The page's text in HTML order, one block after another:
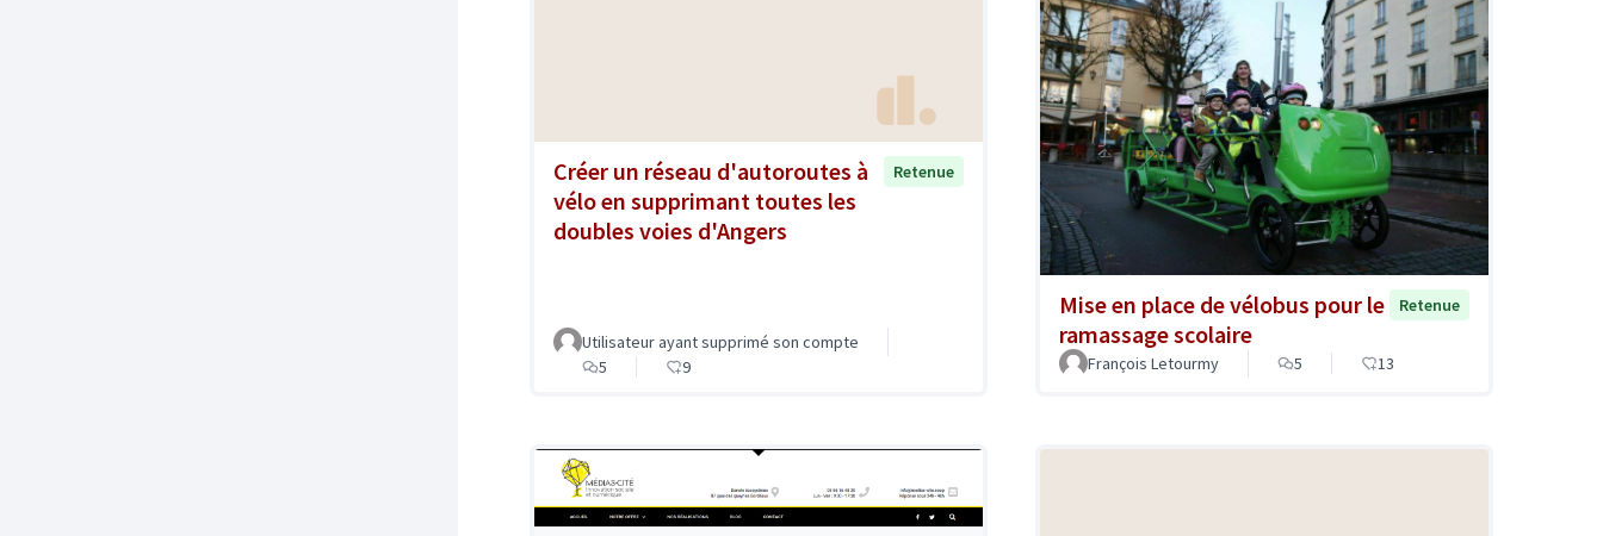
Créer un réseau d'autoroutes à
vélo en supprimant toutes les
doubles voies d'Angers
Retenue
Utilisateur ayant supprimé son compte
5
9
Mise en place de vélobus pour le
ramassage scolaire
Retenue
François Letourmy 5 13